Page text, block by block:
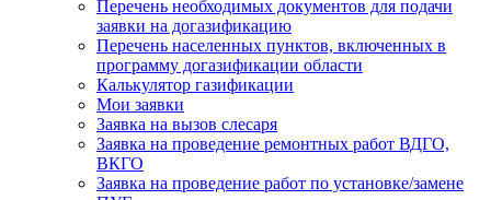
Перечень необходимых документов для подачи
заявки на догазификацию
Перечень населенных пунктов, включенных в
программу догазификации области
Калькулятор газификации
Мои заявки
Заявка на вызов слесаря
Заявка на проведение ремонтных работ ВДГО,
ВКГО
Заявка на проведение работ по установке/замене